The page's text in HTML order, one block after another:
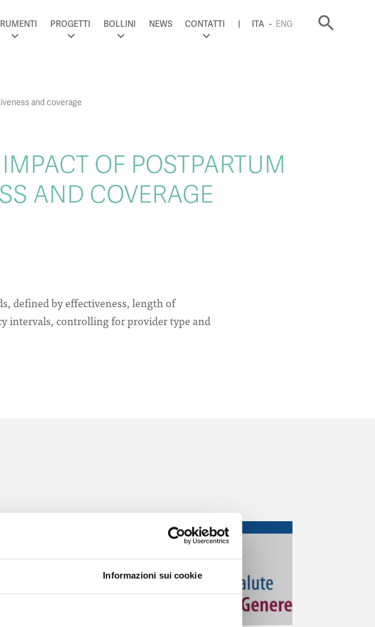
Informazioni sui cookie
PROGETTI BOLLINI NEWS CONTATTI ITA ENG search
and coverage
OF POSTPARTUM
AND COVERAGE
defined by effectiveness, length of
intervals, controlling for provider type and